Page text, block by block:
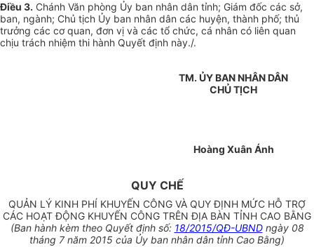
Điều 3. Chánh Văn phòng Ủy ban nhân dân tỉnh; Giám đốc các sở,
ban, ngành; Chủ tịch Ủy ban nhân dân các huyện, thành phố; thủ
trưởng các cơ quan, đơn vị và các tổ chức, cá nhân có liên quan
chịu trách nhiệm thi hành Quyết định này./.
TM. ỦY BAN NHÂN DÂN
CHỦ TỊCH
Hoàng Xuân Ánh
QUY CHẾ
QUẢN LÝ KINH PHÍ KHUYẾN CÔNG VÀ QUY ĐỊNH MỨC HỖ TRỢ
CÁC HOẠT ĐỘNG KHUYẾN CÔNG TRÊN ĐỊA BÀN TỈNH CAO BẰNG
(Ban hành kèm theo Quyết định số: 18/2015/QĐ-UBNDngày 08
tháng 7 năm 2015 của Ủy ban nhân dân tỉnh Cao Bằng)